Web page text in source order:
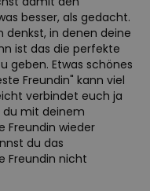
besser, als gedacht.
denkst, in denen deine
ist das die perfekte
geben. Etwas schönes
Freundin" kann viel
verbindet euch ja
du mit deinem
Freundin wieder
du das
Freundin nicht